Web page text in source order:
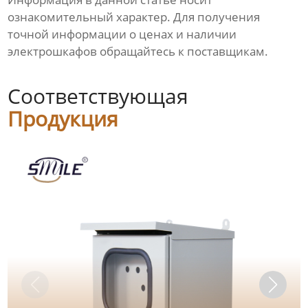
ознакомительный характер. Для получения
точной информации о ценах и наличии
электрошкафов обращайтесь к поставщикам.
Соответствующая
Продукция